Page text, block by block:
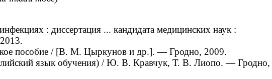
: диссертация ... кандидата медицинских наук :
пособие / [В. М. Цыркунов и др.]. — Гродно, 2009.
язык обучения) / Ю. В. Кравчук, Т. В. Лиопо. — Гродно,